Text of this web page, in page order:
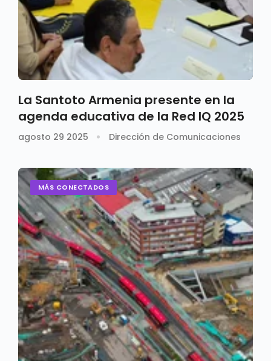
La Santoto Armenia presente en la
agenda educativa de la Red IQ 2025
agosto 29 2025 Dirección de Comunicaciones
MÁS CONECTADOS